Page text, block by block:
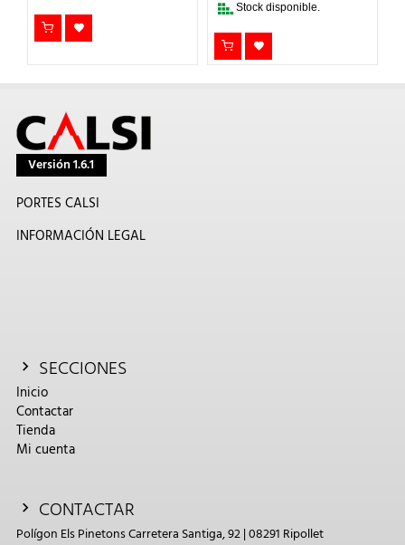
Stock disponible.
Versión 1.6.1
PORTES CALSI
INFORMACIÓN LEGAL
SECCIONES
Inicio
Contactar
Tienda
Mi cuenta
CONTACTAR
Polígon Els Pinetons Carretera Santiga, 92 | 08291 Ripollet